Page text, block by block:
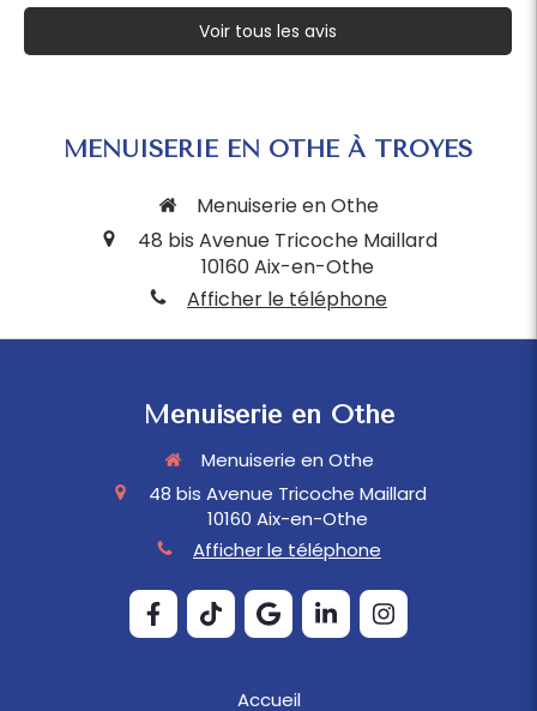
Voir tous les avis
MENUISERIE EN OTHE À TROYES
Menuiserie en Othe
48 bis Avenue Tricoche Maillard
10160Aix-en-Othe
Afficher le téléphone
Menuiserie en Othe
Menuiserie en Othe
48 bis Avenue Tricoche Maillard
10160 Aix-en-Othe
Afficher le téléphone
Accueil